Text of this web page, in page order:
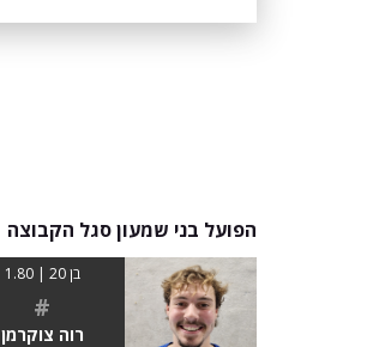
הפועל בני שמעון סגל הקבוצה
בן 20 | 1.80
#
רוה צוקרמן